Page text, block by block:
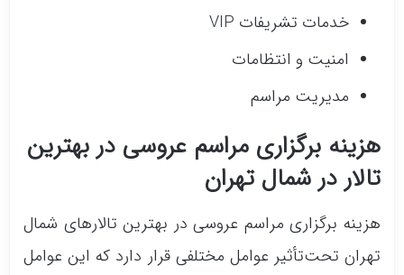
خدمات تشریفات VIP
امنیت و انتظامات
مدیریت مراسم
هزینه برگزاری مراسم عروسی در بهترین
تالار در شمال تهران
هزینه برگزاری مراسم عروسی در بهترین تالارهای شمال
تهران تحت‌تأثیر عوامل مختلفی قرار دارد که این عوامل